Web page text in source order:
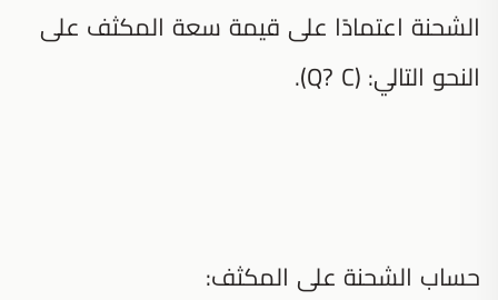
الشحنة اعتمادًا على قيمة سعة المكثف على
النحو التالي: (Q? C).
حساب الشحنة على المكثف: